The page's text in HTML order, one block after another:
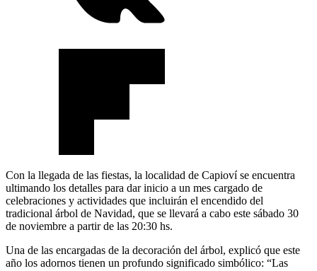
Con la llegada de las fiestas, la localidad de Capioví se encuentra
ultimando los detalles para dar inicio a un mes cargado de
celebraciones y actividades que incluirán el encendido del
tradicional árbol de Navidad, que se llevará a cabo este sábado 30
de noviembre a partir de las 20:30 hs.
Una de las encargadas de la decoración del árbol, explicó que este
año los adornos tienen un profundo significado simbólico: “Las